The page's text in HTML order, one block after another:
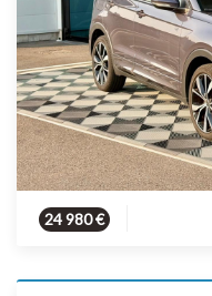
Essence
24 980 €